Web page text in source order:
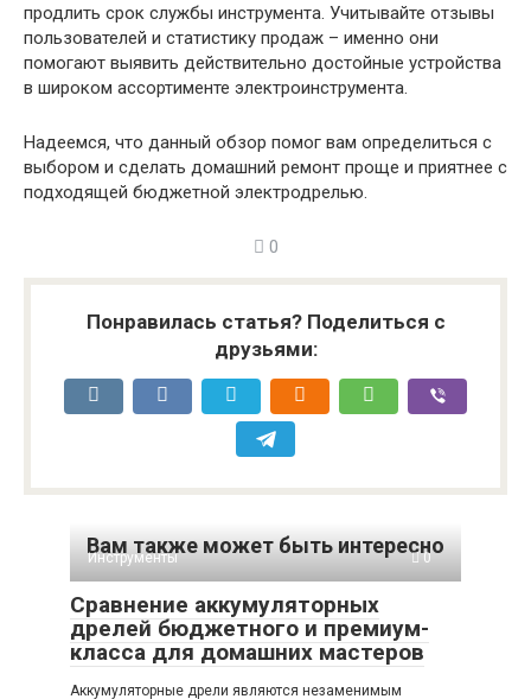
продлить срок службы инструмента. Учитывайте отзывы
пользователей и статистику продаж – именно они
помогают выявить действительно достойные устройства
в широком ассортименте электроинструмента.
Надеемся, что данный обзор помог вам определиться с
выбором и сделать домашний ремонт проще и приятнее с
подходящей бюджетной электродрелью.
0
Понравилась статья? Поделиться с
друзьями:
Вам также может быть интересно
Инструменты 0
Сравнение аккумуляторных
дрелей бюджетного и премиум-
класса для домашних мастеров
Аккумуляторные дрели являются незаменимым